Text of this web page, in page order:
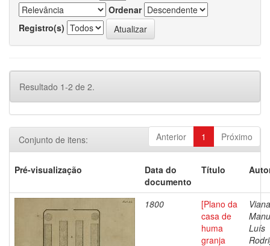
Ordenar
Registro(s)
Resultado 1-2 de 2.
Anterior 1 Próximo
Conjunto de itens:
Pré-visualização
Data do
documento
Título
1800
[Plano da
casa de
huma
granja
Luís